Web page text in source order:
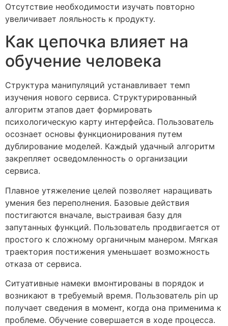
Отсутствие необходимости изучать повторно
увеличивает лояльность к продукту.
Как цепочка влияет на
обучение человека
Структура манипуляций устанавливает темп
изучения нового сервиса. Структурированный
алгоритм этапов дает формировать
психологическую карту интерфейса. Пользователь
осознает основы функционирования путем
дублирование моделей. Каждый удачный алгоритм
закрепляет осведомленность о организации
сервиса.
Плавное утяжеление целей позволяет наращивать
умения без переполнения. Базовые действия
постигаются вначале, выстраивая базу для
запутанных функций. Пользователь продвигается от
простого к сложному органичным манером. Мягкая
траектория постижения уменьшает возможность
отказа от сервиса.
Ситуативные намеки вмонтированы в порядок и
возникают в требуемый время. Пользователь pin up
получает сведения в момент, когда она применима к
проблеме. Обучение совершается в ходе процесса.